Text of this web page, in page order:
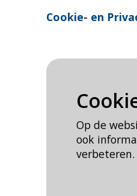
Op de
ook
Cookie- en